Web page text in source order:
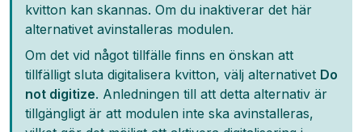
kvitton kan skannas. Om du inaktiverar det här
alternativet avinstalleras modulen.
Om det vid något tillfälle finns en önskan att
tillfälligt sluta digitalisera kvitton, välj alternativet Do
not digitize. Anledningen till att detta alternativ är
tillgängligt är att modulen inte ska avinstalleras,